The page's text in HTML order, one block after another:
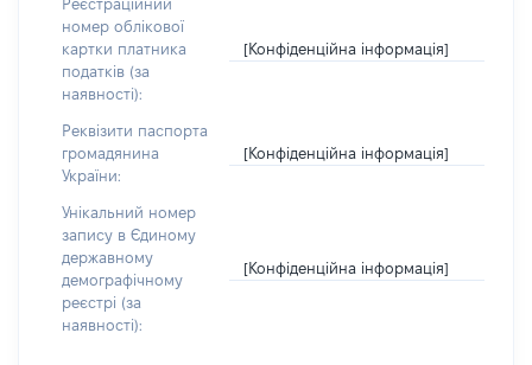
Реєстраційний
номер облікової
картки платника
податків (за
наявності):
[Конфіденційна інформація]
Реквізити паспорта
громадянина
України:
[Конфіденційна інформація]
Унікальний номер
запису в Єдиному
державному
демографічному
реєстрі (за
наявності):
[Конфіденційна інформація]